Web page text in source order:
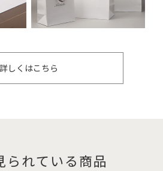
詳しくはこちら
られている商品